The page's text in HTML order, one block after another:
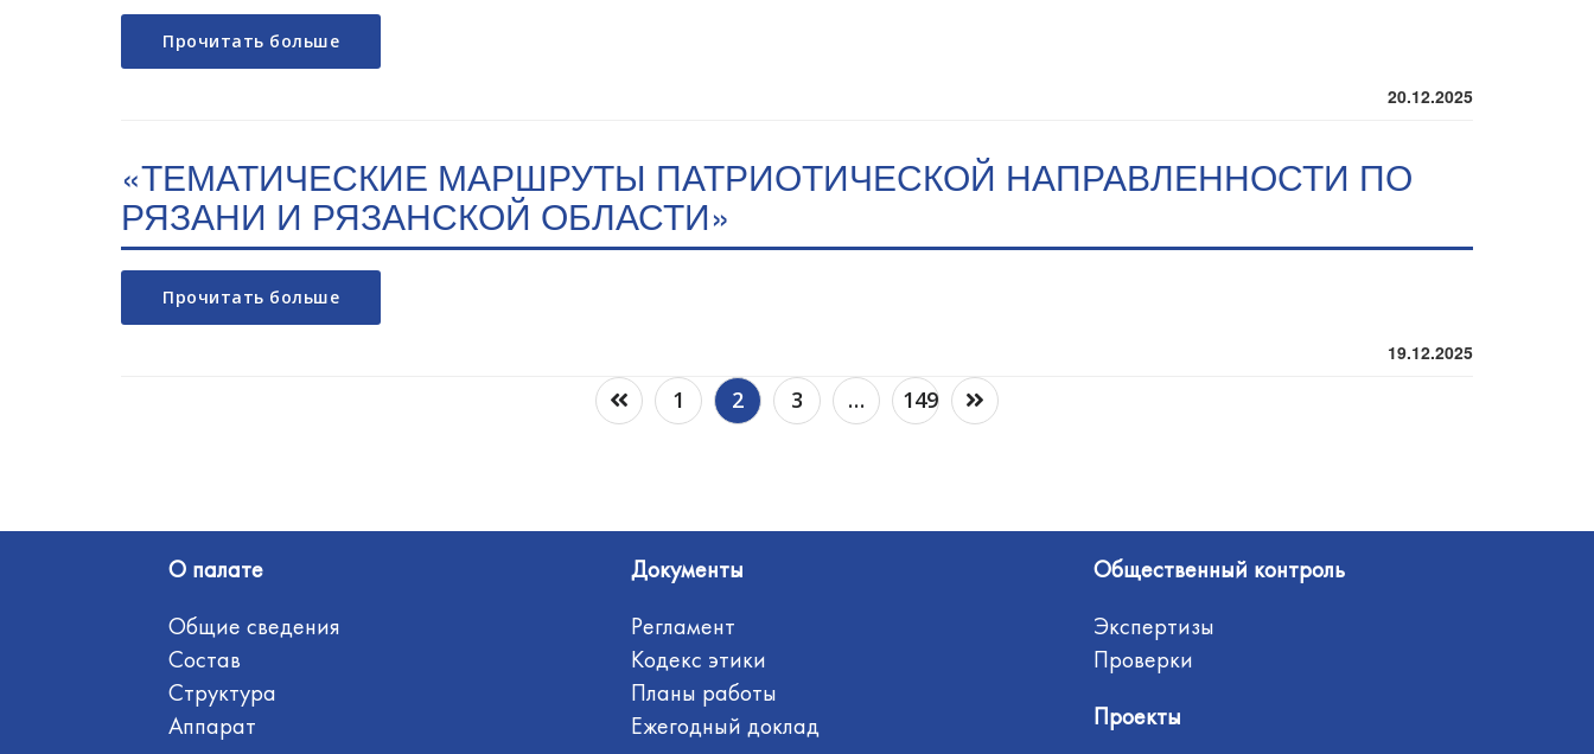
Прочитать больше
20.12.2025
«ТЕМАТИЧЕСКИЕ МАРШРУТЫ ПАТРИОТИЧЕСКОЙ НАПРАВЛЕННОСТИ ПО
РЯЗАНИ И РЯЗАНСКОЙ ОБЛАСТИ»
Прочитать больше
19.12.2025
1 2 3 … 149
О палате
Общие сведения
Состав
Структура
Аппарат
Документы
Регламент
Кодекс этики
Планы работы
Ежегодный доклад
Общественный контроль
Экспертизы
Проверки
Проекты